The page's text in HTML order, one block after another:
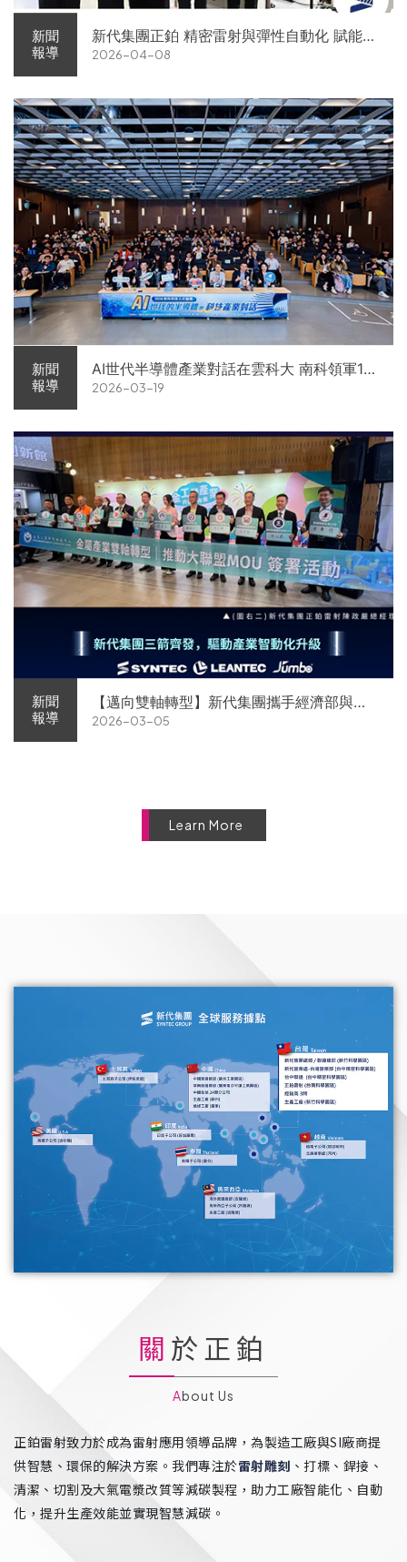
新聞
報導
新代集團正鉑 精密雷射與彈性自動化 賦能智
慧智造解方電子展亮相
2026-04-08
新聞
報導
AI世代半導體產業對話在雲科大 南科領軍11
家企業前進校園徵才
2026-03-19
新聞
報導
【邁向雙軸轉型】新代集團攜手經濟部與金
屬中心簽署MOU 領航 AI機器人智慧智造
2026-03-05
Learn More
關於正鉑
About Us
正鉑雷射致力於成為雷射應用領導品牌，為製造工廠與SI廠商提
供智慧、環保的解決方案。我們專注於雷射雕刻 、打標、銲接、
清潔、切割及大氣電漿改質等減碳製程，助力工廠智能化、自動
化，提升生產效能並實現智慧減碳。